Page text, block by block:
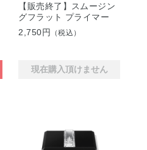
【販売終了】スムージン
グフラット プライマー
2,750円
（税込）
現在購入頂けません